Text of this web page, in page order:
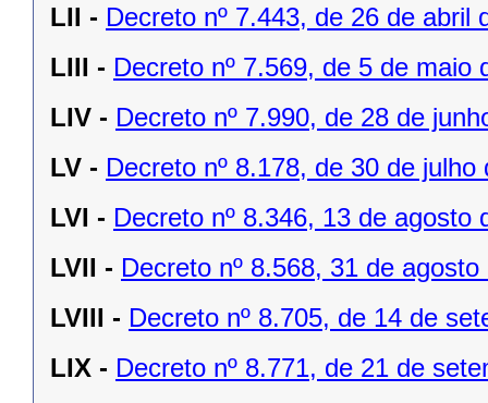
LII - Decreto nº 7.443, de 26 de abril
LIII - Decreto nº 7.569, de 5 de maio
LIV - Decreto nº 7.990, de 28 de
LV - Decreto nº 8.178, de 30 de julho
LVI - Decreto nº 8.346, 13 de agosto
LVII - Decreto nº 8.568, 31 de
LVIII - Decreto nº 8.705, de 14 de
LIX - Decreto nº 8.771, de 21 de